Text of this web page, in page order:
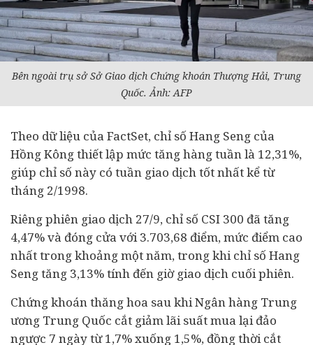
Bên ngoài trụ sở Sở Giao dịch Chứng khoán Thượng Hải, Trung
Quốc. Ảnh: AFP
Theo dữ liệu của FactSet, chỉ số Hang Seng của
Hồng Kông thiết lập mức tăng hàng tuần là 12,31%,
giúp chỉ số này có tuần giao dịch tốt nhất kể từ
tháng 2/1998.
Riêng phiên giao dịch 27/9, chỉ số CSI 300 đã tăng
4,47% và đóng cửa với 3.703,68 điểm, mức điểm cao
nhất trong khoảng một năm, trong khi chỉ số Hang
Seng tăng 3,13% tính đến giờ giao dịch cuối phiên.
Chứng khoán thăng hoa sau khiNgân hàng Trung
ương Trung Quốc cắt giảm lãi suất mua lại đảo
ngược 7 ngày từ 1,7% xuống 1,5%, đồng thời cắt